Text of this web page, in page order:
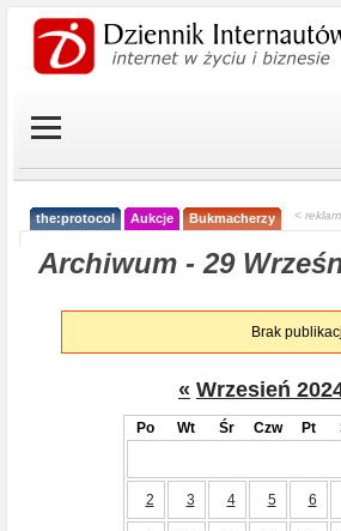
the:protocol Aukcje Bukmacherzy <
Archiwum - 29
Brak
« Wrzesień
Po Wt Śr Czw Pt
2 3 4 5 6